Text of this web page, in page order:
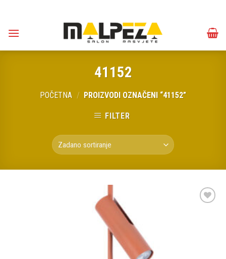
content
41152
POČETNA / PROIZVODI OZNAČENI “41152”
FILTER